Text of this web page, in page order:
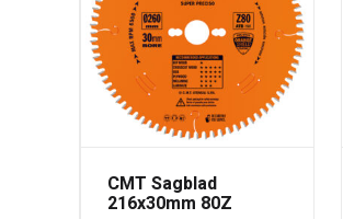
CMT Sagblad
216x30mm 80Z